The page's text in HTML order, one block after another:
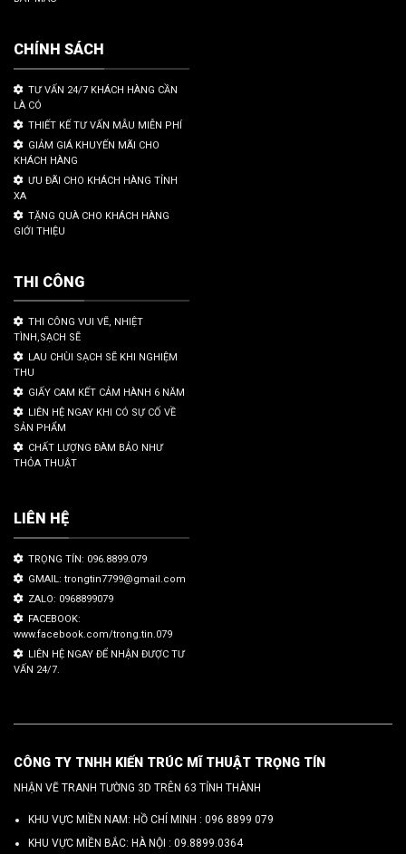
CHÍNH SÁCH
TƯ VẤN 24/7 KHÁCH HÀNG CẦN
LÀ CÓ
THIẾT KẾ TƯ VẤN MẪU MIỄN PHÍ
GIẢM GIÁ KHUYẾN MÃI CHO
KHÁCH HÀNG
ƯU ĐÃI CHO KHÁCH HÀNG TỈNH
XA
TẶNG QUÀ CHO KHÁCH HÀNG
GIỚI THIỆU
THI CÔNG
THI CÔNG VUI VẼ, NHIỆT
TÌNH,SẠCH SẼ
LAU CHÙI SẠCH SẼ KHI NGHIỆM
THU
GIẤY CAM KẾT CẢM HÀNH 6 NĂM
LIÊN HỆ NGAY KHI CÓ SỰ CỐ VỀ
SẢN PHẨM
CHẤT LƯỢNG ĐÀM BẢO NHƯ
THỎA THUẬT
LIÊN HỆ
TRỌNG TÍN: 096.8899.079
GMAIL: trongtin7799@gmail.com
ZALO: 0968899079
FACEBOOK:
www.facebook.com/trong.tin.079
LIÊN HỆ NGAY ĐỂ NHẬN ĐƯỢC TƯ
VẤN 24/7.
CÔNG TY TNHH KIẾN TRÚC MĨ THUẬT TRỌNG TÍN
NHẬN VẼ TRANH TƯỜNG 3D TRÊN 63 TỈNH THÀNH
KHU VỰC MIỀN NAM: HỒ CHÍ MINH : 096 8899 079
KHU VỰC MIỀN BẮC: HÀ NỘI : 09.8899.0364